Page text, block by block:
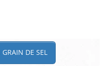
DE SEL